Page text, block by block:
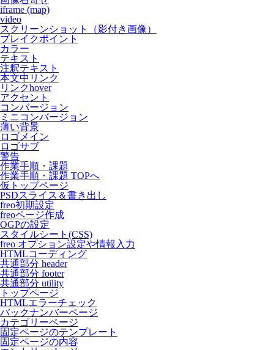
iframe (map)
video
スクリーンショット（影付き画像）
ブレイクポイント
カラー
テキスト
注釈テキスト
本文中リンク
リンクhover
アクセント
コンバージョン
ミニコンバージョン
薄い背景
ロゴメイン
ロゴサブ
警告
作業手順・課題
作業手順・課題 TOPへ
仮トップページ
PSDスライス＆書き出し
freo初期設定
freoページ作成
OGPの設定
スタイルシート(CSS)
freo オプション設定や情報入力
HTMLコーディング
共通部分 header
共通部分 footer
共通部分 utility
トップページ
HTMLエラーチェック
バックナンバーページ
カテゴリーページ
固定ページのテンプレート
固定ページの内容